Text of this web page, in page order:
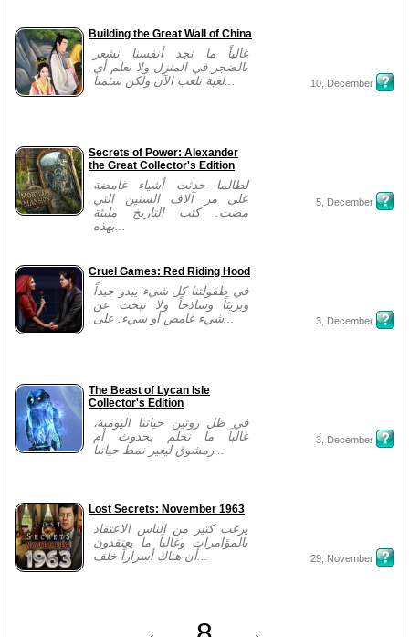
Building the Great Wall of China
غالباً ما نجد أنفسنا نشعر
بالضجر في المنزل ولا نعلم أي
لعبة نلعب الآن ولكن سئمنا...
10, December
Secrets of Power: Alexander
the Great Collector's Edition
لطالما حدثت أشياء غامضة
على مر آلاف السنين التي
مضت. كتب التاريخ مليئة
بهذه...
5, December
Cruel Games: Red Riding Hood
في طفولتنا كل شيء يبدو جيداً
وبريئاً وساذجاً ولا نبحث عن
شيء غامض أو سيء. على...
3, December
The Beast of Lycan Isle
Collector's Edition
في ظل روتين حياتنا اليومية،
غالباً ما نحلم بحدوث أم
رمشوق ليغير نمط حياتنا...
3, December
Lost Secrets: November 1963
يرغب كثير من الناس الاعتقاد
بالمؤامرات وغالباً ما يعتقدون
أن هناك أسراراً خلف...
29, November